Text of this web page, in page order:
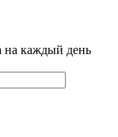
на каждый день